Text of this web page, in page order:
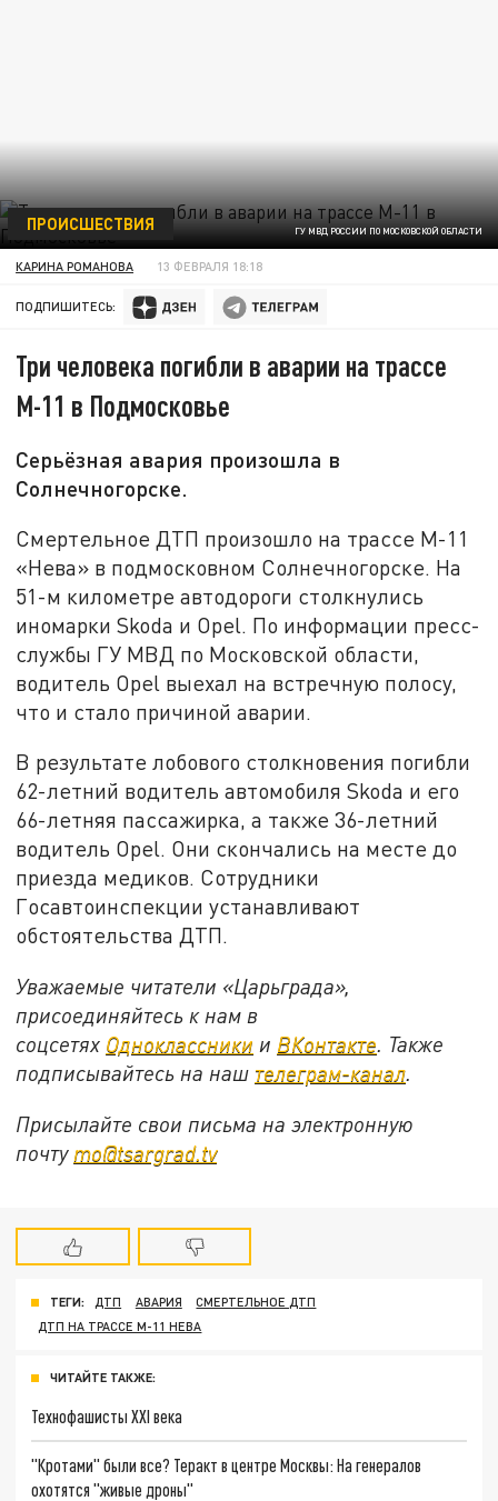
ГУ МВД РОССИИ ПО МОСКОВСКОЙ ОБЛАСТИ
ПРОИСШЕСТВИЯ
КАРИНА РОМАНОВА 13 ФЕВРАЛЯ 18:18
ПОДПИШИТЕСЬ:
Три человека погибли в аварии на трассе
М-11 в Подмосковье
Серьёзная авария произошла в
Солнечногорске.
Смертельное ДТП произошло на трассе М-11
«Нева» в подмосковном Солнечногорске. На
51-м километре автодороги столкнулись
иномарки Skoda и Opel. По информации пресс-
службы ГУ МВД по Московской области,
водитель Opel выехал на встречную полосу,
что и стало причиной аварии.
В результате лобового столкновения погибли
62-летний водитель автомобиля Skoda и его
66-летняя пассажирка, а также 36-летний
водитель Opel. Они скончались на месте до
приезда медиков. Сотрудники
Госавтоинспекции устанавливают
обстоятельства ДТП.
Уважаемые читатели «Царьграда»,
присоединяйтесь к нам в
соцсетях Одноклассники и ВКонтакте. Также
подписывайтесь на наш телеграм-канал.
Присылайте свои письма на электронную
почту mo@tsargrad.tv
ТЕГИ: ДТП АВАРИЯ
СМЕРТЕЛЬНОЕ ДТП
ДТП НА ТРАССЕ М-11 НЕВА
ЧИТАЙТЕ ТАКЖЕ:
Технофашисты XXI века
"Кротами" были все? Теракт в центре Москвы: На генералов
охотятся "живые дроны"